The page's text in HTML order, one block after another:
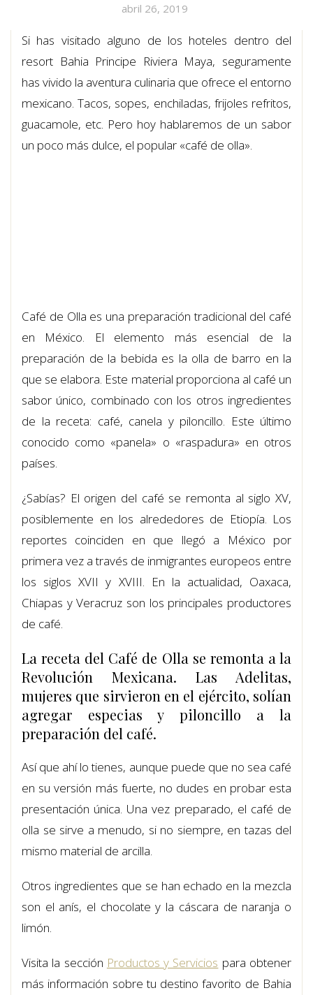
abril 26, 2019
Si has visitado alguno de los hoteles dentro del
resort Bahia Principe Riviera Maya, seguramente
has vivido la aventura culinaria que ofrece el entorno
mexicano. Tacos, sopes, enchiladas, frijoles refritos,
guacamole, etc. Pero hoy hablaremos de un sabor
un poco más dulce, el popular «café de olla».
Café de Olla es una preparación tradicional del café
en México. El elemento más esencial de la
preparación de la bebida es la olla de barro en la
que se elabora. Este material proporciona al café un
sabor único, combinado con los otros ingredientes
de la receta: café, canela y piloncillo. Este último
conocido como «panela» o «raspadura» en otros
países.
¿Sabías? El origen del café se remonta al siglo XV,
posiblemente en los alrededores de Etiopía. Los
reportes coinciden en que llegó a México por
primera vez a través de inmigrantes europeos entre
los siglos XVII y XVIII. En la actualidad, Oaxaca,
Chiapas y Veracruz son los principales productores
de café.
La receta del Café de Olla se remonta a la
Revolución Mexicana. Las Adelitas,
mujeres que sirvieron en el ejército, solían
agregar especias y piloncillo a la
preparación del café.
Así que ahí lo tienes, aunque puede que no sea café
en su versión más fuerte, no dudes en probar esta
presentación única. Una vez preparado, el café de
olla se sirve a menudo, si no siempre, en tazas del
mismo material de arcilla.
Otros ingredientes que se han echado en la mezcla
son el anís, el chocolate y la cáscara de naranja o
limón.
Visita la sección Productos y Servicios para obtener
más información sobre tu destino favorito de Bahia